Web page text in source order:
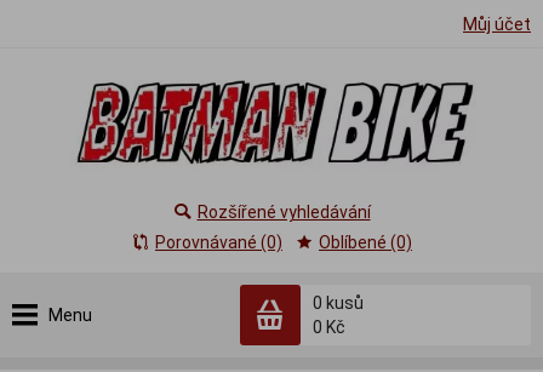
Můj účet
Menu
0 kusů
0 Kč
Rozšířené vyhledávání
Porovnávané (0)
Oblíbené (0)